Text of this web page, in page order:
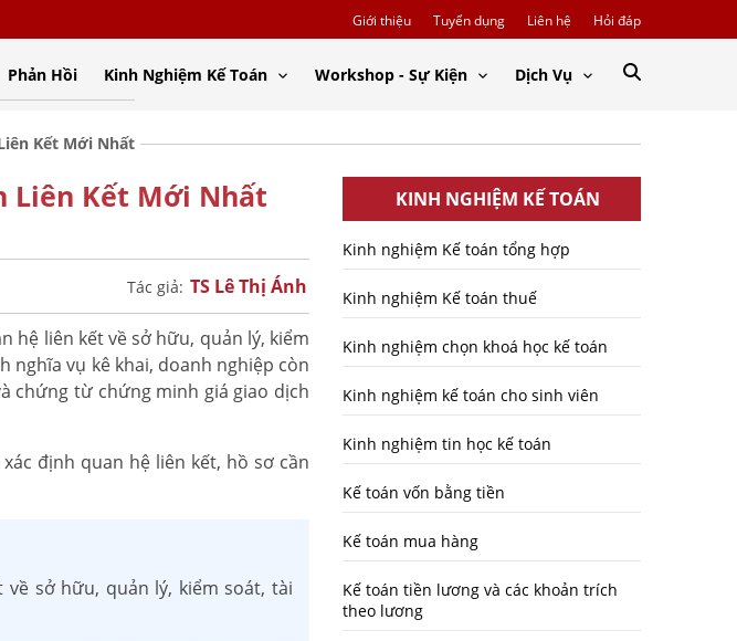
Giới thiệu Tuyển dụng Liên hệ Hỏi đáp
Phản Hồi Kinh Nghiệm Kế Toán Workshop - Sự Kiện Dịch Vụ
Kết Mới Nhất
Liên Kết Mới Nhất
Tác giả: TS Lê Thị Ánh
hệ liên kết về sở hữu, quản lý, kiểm
nghĩa vụ kê khai, doanh nghiệp còn
chứng từ chứng minh giá giao dịch
định quan hệ liên kết, hồ sơ cần
sở hữu, quản lý, kiểm soát, tài
KINH NGHIỆM KẾ TOÁN
Kinh nghiệm Kế toán tổng hợp
Kinh nghiệm Kế toán thuế
Kinh nghiệm chọn khoá học kế toán
Kinh nghiệm kế toán cho sinh viên
Kinh nghiệm tin học kế toán
Kế toán vốn bằng tiền
Kế toán mua hàng
Kế toán tiền lương và các khoản trích
theo lương